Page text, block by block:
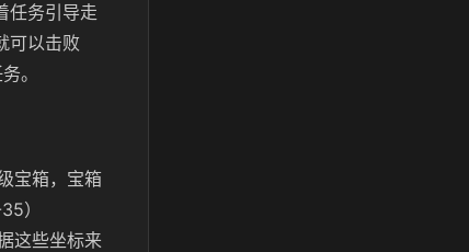
任务引导走
可以击败
。
宝箱，宝箱
）
这些坐标来